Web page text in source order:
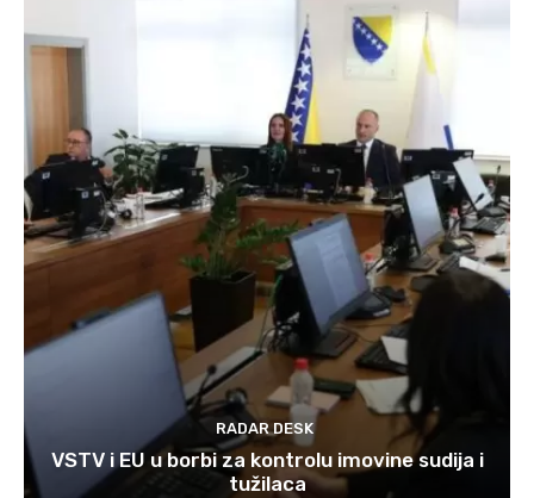
RADAR DESK
VSTV i EU u borbi za kontrolu imovine sudija i
tužilaca